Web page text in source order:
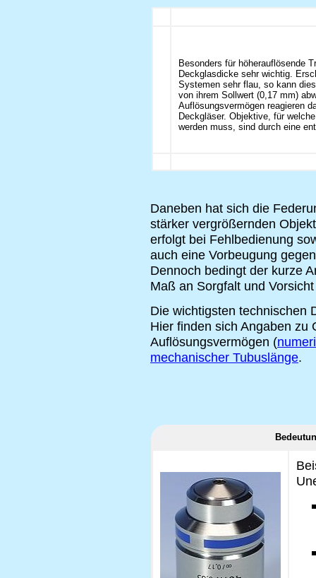
Besonders für höherauflösende
Deckglasdicke sehr wichtig.
Systemen sehr flau, so kann
von ihrem Sollwert (0,17 mm)
Auflösungsvermögen reagieren
Deckgläser. Objektive, für
werden muss, sind durch eine
Daneben hat sich die
stärker vergrößernden
erfolgt bei Fehlbedienung
auch eine Vorbeugung
Dennoch bedingt der kurze
Maß an Sorgfalt und
Die wichtigsten technischen
Hier finden sich Angaben zu
Auflösungsvermögen (
mechanischer Tubuslänge.